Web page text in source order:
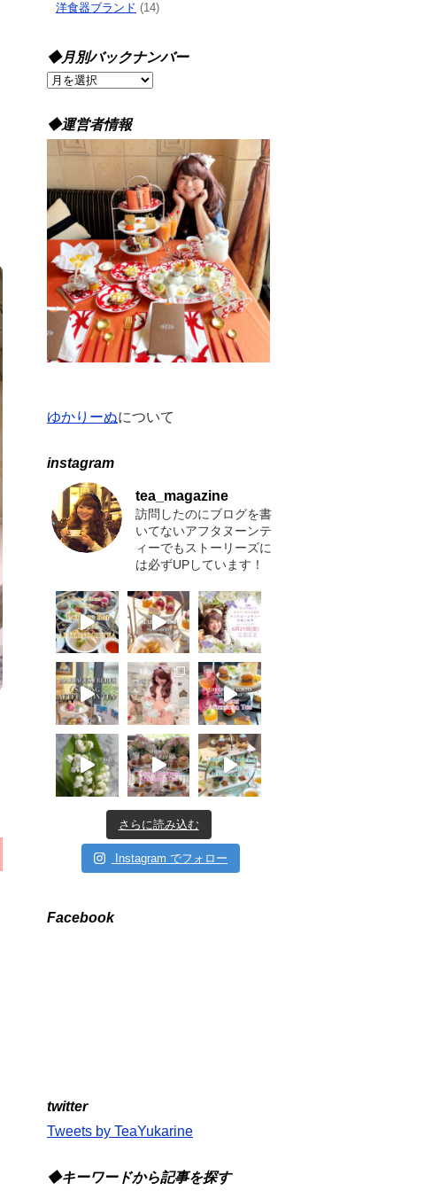
洋食器ブランド (14)
◆月別バックナンバー
◆
別
バ
ッ
ン
バ
ー
◆運営者情報
ゆかりーぬについて
instagram
tea_magazine
訪問したのにブログを書
いてないアフタヌーンテ
ィーでもストーリーズに
は必ずUPしています！
さらに読み込む
Instagram でフォロー
Facebook
twitter
Tweets by TeaYukarine
◆キーワードから記事を探す